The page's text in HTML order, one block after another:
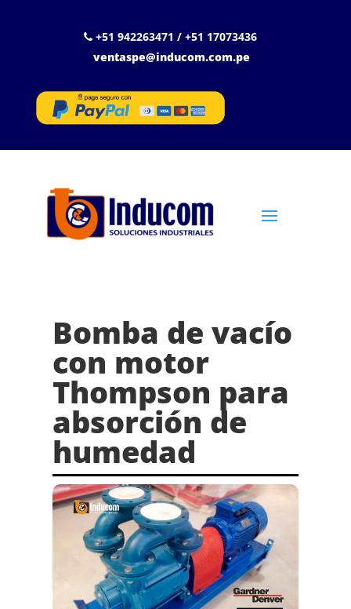
+51 942263471 / +51 17073436
ventaspe@inducom.com.pe
Bomba de vacío
con motor
Thompson para
absorción de
humedad